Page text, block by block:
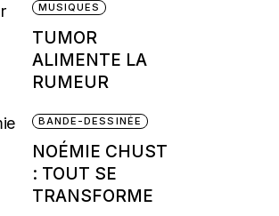
MUSIQUES
TUMOR
ALIMENTE LA
RUMEUR
BANDE-DESSINÉE
NOÉMIE CHUST
: TOUT SE
TRANSFORME